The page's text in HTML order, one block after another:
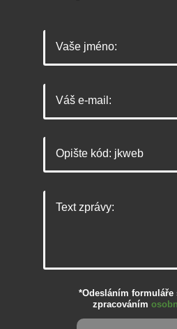
*Odesláním formuláře
zpracováním